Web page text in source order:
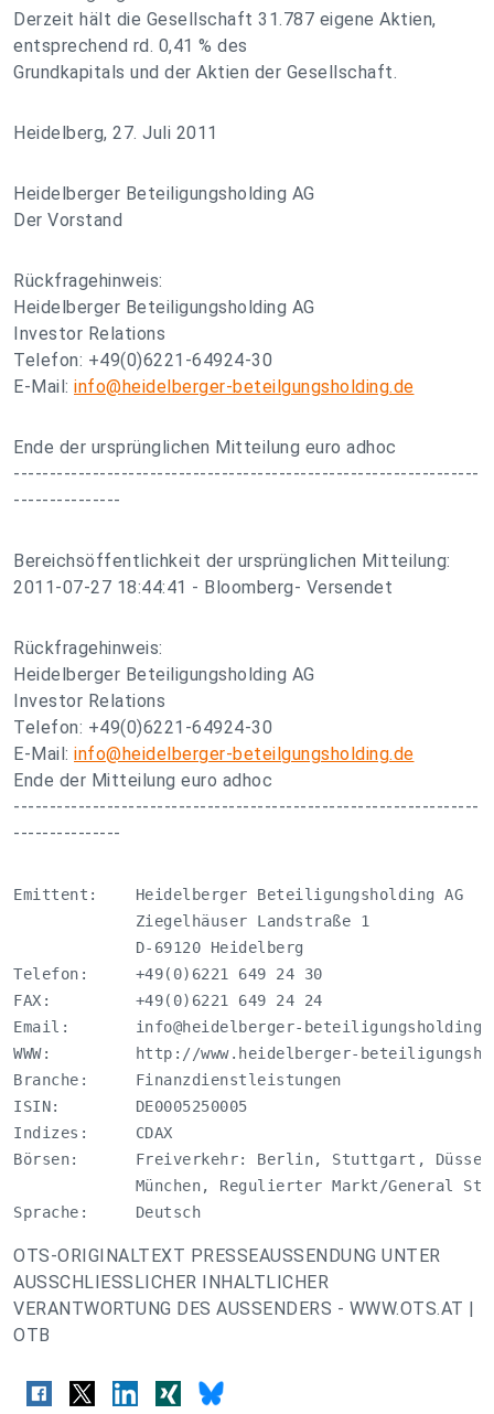
Derzeit hält die Gesellschaft 31.787 eigene Aktien,
entsprechend rd. 0,41 % des
Grundkapitals und der Aktien der Gesellschaft.
Heidelberg, 27. Juli 2011
Heidelberger Beteiligungsholding AG
Der Vorstand
Rückfragehinweis:
Heidelberger Beteiligungsholding AG
Investor Relations
Telefon: +49(0)6221-64924-30
E-Mail: info@heidelberger-beteilgungsholding.de
Ende der ursprünglichen Mitteilung euro adhoc
-----------------------------------------------------------------
---------------
Bereichsöffentlichkeit der ursprünglichen Mitteilung:
2011-07-27 18:44:41 - Bloomberg- Versendet
Rückfragehinweis:
Heidelberger Beteiligungsholding AG
Investor Relations
Telefon: +49(0)6221-64924-30
E-Mail: info@heidelberger-beteilgungsholding.de
Ende der Mitteilung euro adhoc
-----------------------------------------------------------------
---------------
Emittent:    Heidelberger Beteiligungsholding AG
             Ziegelhäuser Landstraße 1
             D-69120 Heidelberg
Telefon:     +49(0)6221 649 24 30
FAX:         +49(0)6221 649 24 24
Email: info@heidelberger-
WWW:         http://www.heidelberger-
Branche:     Finanzdienstleistungen
ISIN:        DE0005250005
Indizes:     CDAX
Börsen:      Freiverkehr: Berlin, Stuttgart,
München, Regulierter Markt/General
Sprache:     Deutsch
OTS-ORIGINALTEXT PRESSEAUSSENDUNG UNTER
AUSSCHLIESSLICHER INHALTLICHER
VERANTWORTUNG DES AUSSENDERS - WWW.OTS.AT |
OTB